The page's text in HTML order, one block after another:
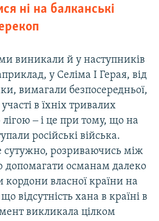
ні на балканські
виникали й у наступників
у Селіма I Герая, від
вимагали безпосередньої,
в їхніх тривалих
‒ і це при тому, що на
російські війська.
сутужно, розриваючись між
допомагати османам далеко
кордони власної країни на
відсутність хана в країні в
викликала цілком